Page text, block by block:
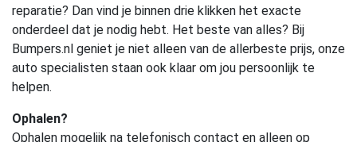
reparatie? Dan vind je binnen drie klikken het exacte
onderdeel dat je nodig hebt. Het beste van alles? Bij
Bumpers.nl geniet je niet alleen van de allerbeste prijs, onze
auto specialisten staan ook klaar om jou persoonlijk te
helpen.
Ophalen?
Ophalen mogelijk na telefonisch contact en alleen op